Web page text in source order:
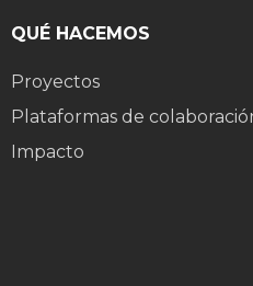
QUÉ HACEMOS
Proyectos
Plataformas de
Impacto